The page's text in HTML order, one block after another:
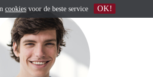
cookies voor de beste service OK!